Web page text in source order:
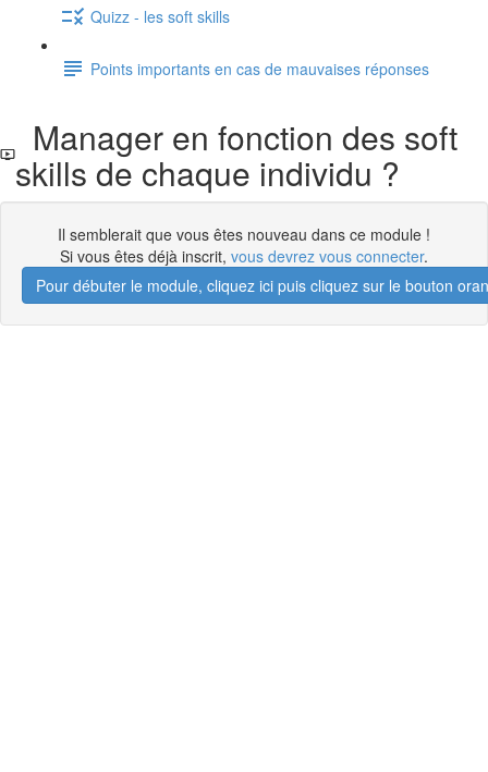
Quizz - les soft skills
Points importants en cas de mauvaises réponses
Manager en fonction des soft
skills de chaque individu ?
Il semblerait que vous êtes nouveau dans ce module !
Si vous êtes déjà inscrit, vous devrez vous connecter.
Pour débuter le module, cliquez ici puis cliquez sur le bouton